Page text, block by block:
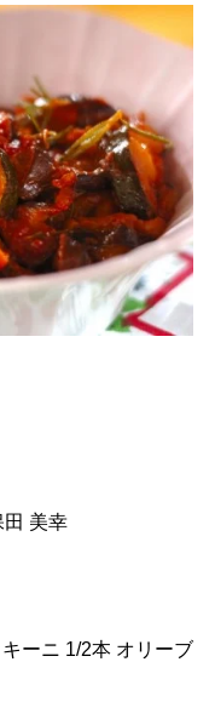
美幸
ーニ 1/2本 オリーブ